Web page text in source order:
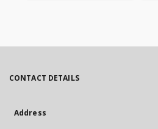
CONTACT DETAILS
Address